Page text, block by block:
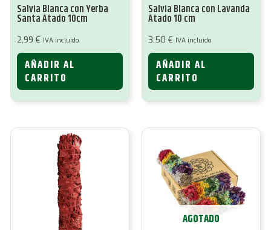
Salvia Blanca con Yerba
Santa Atado 10cm
2,99 € IVA incluido
AÑADIR AL
CARRITO
Salvia Blanca con Lavanda
Atado 10 cm
3,50 € IVA incluido
AÑADIR AL
CARRITO
AGOTADO